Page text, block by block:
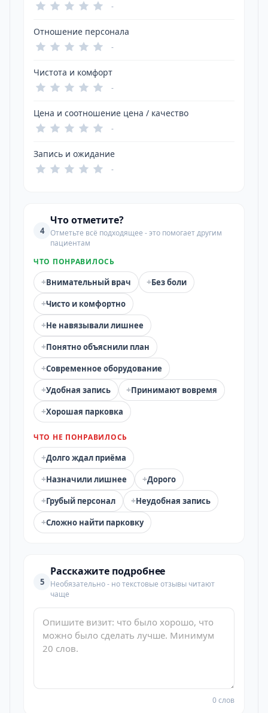
-
Отношение персонала
-
Чистота и комфорт
-
Цена и соотношение цена / качество
-
Запись и ожидание
-
4
Что отметите?
Отметьте всё подходящее - это помогает другим
пациентам
ЧТО ПОНРАВИЛОСЬ
+Внимательный врач +Без боли
+Чисто и комфортно
+Не навязывали лишнее
+Понятно объяснили план
+Современное оборудование
+Удобная запись +Принимают вовремя
+Хорошая парковка
ЧТО НЕ ПОНРАВИЛОСЬ
+Долго ждал приёма
+Назначили лишнее +Дорого
+Грубый персонал +Неудобная запись
+Сложно найти парковку
5
Расскажите подробнее
Необязательно - но текстовые отзывы читают
чаще
0 слов